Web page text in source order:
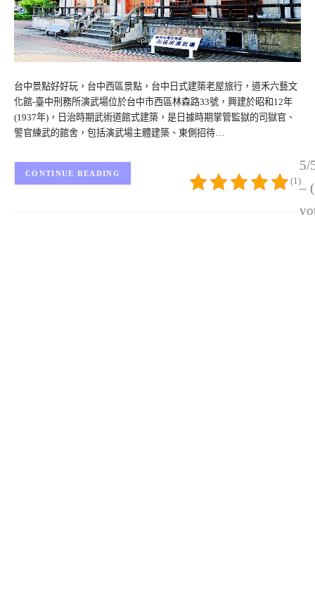
台中景點好好玩，台中西區景點，台中日式建築老屋旅行，道禾六藝文
化館-臺中刑務所演武場位於台中市西區林森路33號，興建於昭和12年
(1937年)，日治時期武術道館式建築，是日據時期掌管監獄的司獄官、
警官練武的館舍，包括演武場主體建築、東側招待…
5/
–
(1)
CONTINUE READING